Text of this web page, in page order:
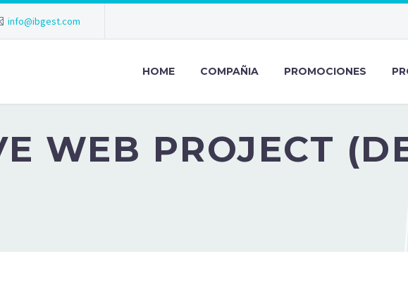
info@ibgest.com
HOME COMPAÑIA PROMOCIONES
WEB PROJECT